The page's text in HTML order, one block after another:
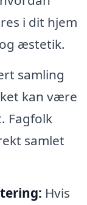
i dit hjem
æstetik.
samling
kan være
Fagfolk
samlet
Hvis